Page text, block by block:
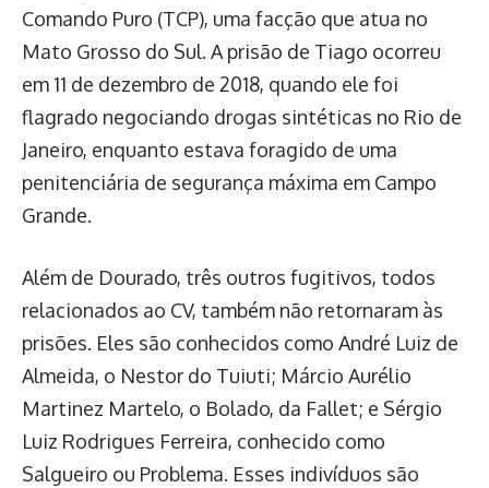
Comando Puro (TCP), uma facção que atua no
Mato Grosso do Sul. A prisão de Tiago ocorreu
em 11 de dezembro de 2018, quando ele foi
flagrado negociando drogas sintéticas no Rio de
Janeiro, enquanto estava foragido de uma
penitenciária de segurança máxima em Campo
Grande.
Além de Dourado, três outros fugitivos, todos
relacionados ao CV, também não retornaram às
prisões. Eles são conhecidos como André Luiz de
Almeida, o Nestor do Tuiuti; Márcio Aurélio
Martinez Martelo, o Bolado, da Fallet; e Sérgio
Luiz Rodrigues Ferreira, conhecido como
Salgueiro ou Problema. Esses indivíduos são